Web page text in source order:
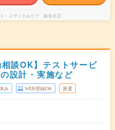
・メディカルケア 岐阜支店
相談OK】テストサービ
設計・実施など
み WEB登録OK 派遣